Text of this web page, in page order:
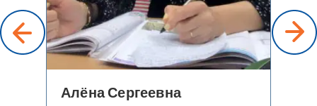
Алёна Сергеевна